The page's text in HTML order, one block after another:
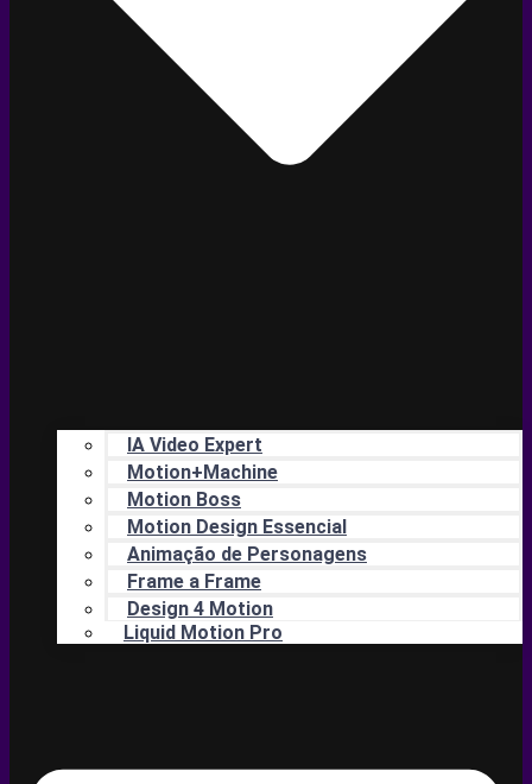
IA Video Expert
Motion+Machine
Motion Boss
Motion Design Essencial
Animação de Personagens
Frame a Frame
Design 4 Motion
Liquid Motion Pro